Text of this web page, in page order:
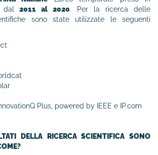
2011 al 2020. Per la ricerca delle
sono state utilizzate le seguenti
Plus, powered by IEEE e IP.com
DELLA RICERCA SCIENTIFICA SONO